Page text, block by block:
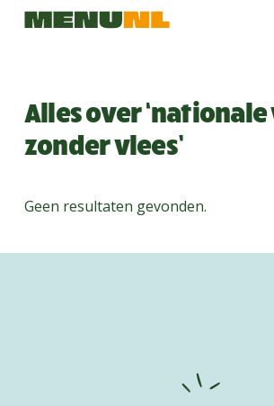
Skip
Alles over
zonder vlees’
Geen resultaten gevonden.